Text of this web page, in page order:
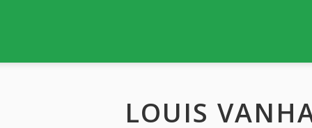
LOUIS